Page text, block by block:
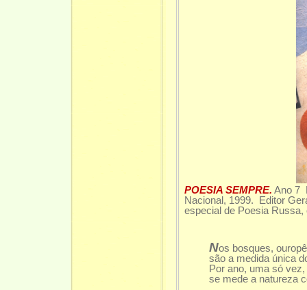
POESIA SEMPRE. Ano 7
Nacional, 1999. Editor
especial de Poesia
Nos bosques,
são a medida única
Por ano, uma só vez,
se mede a natureza